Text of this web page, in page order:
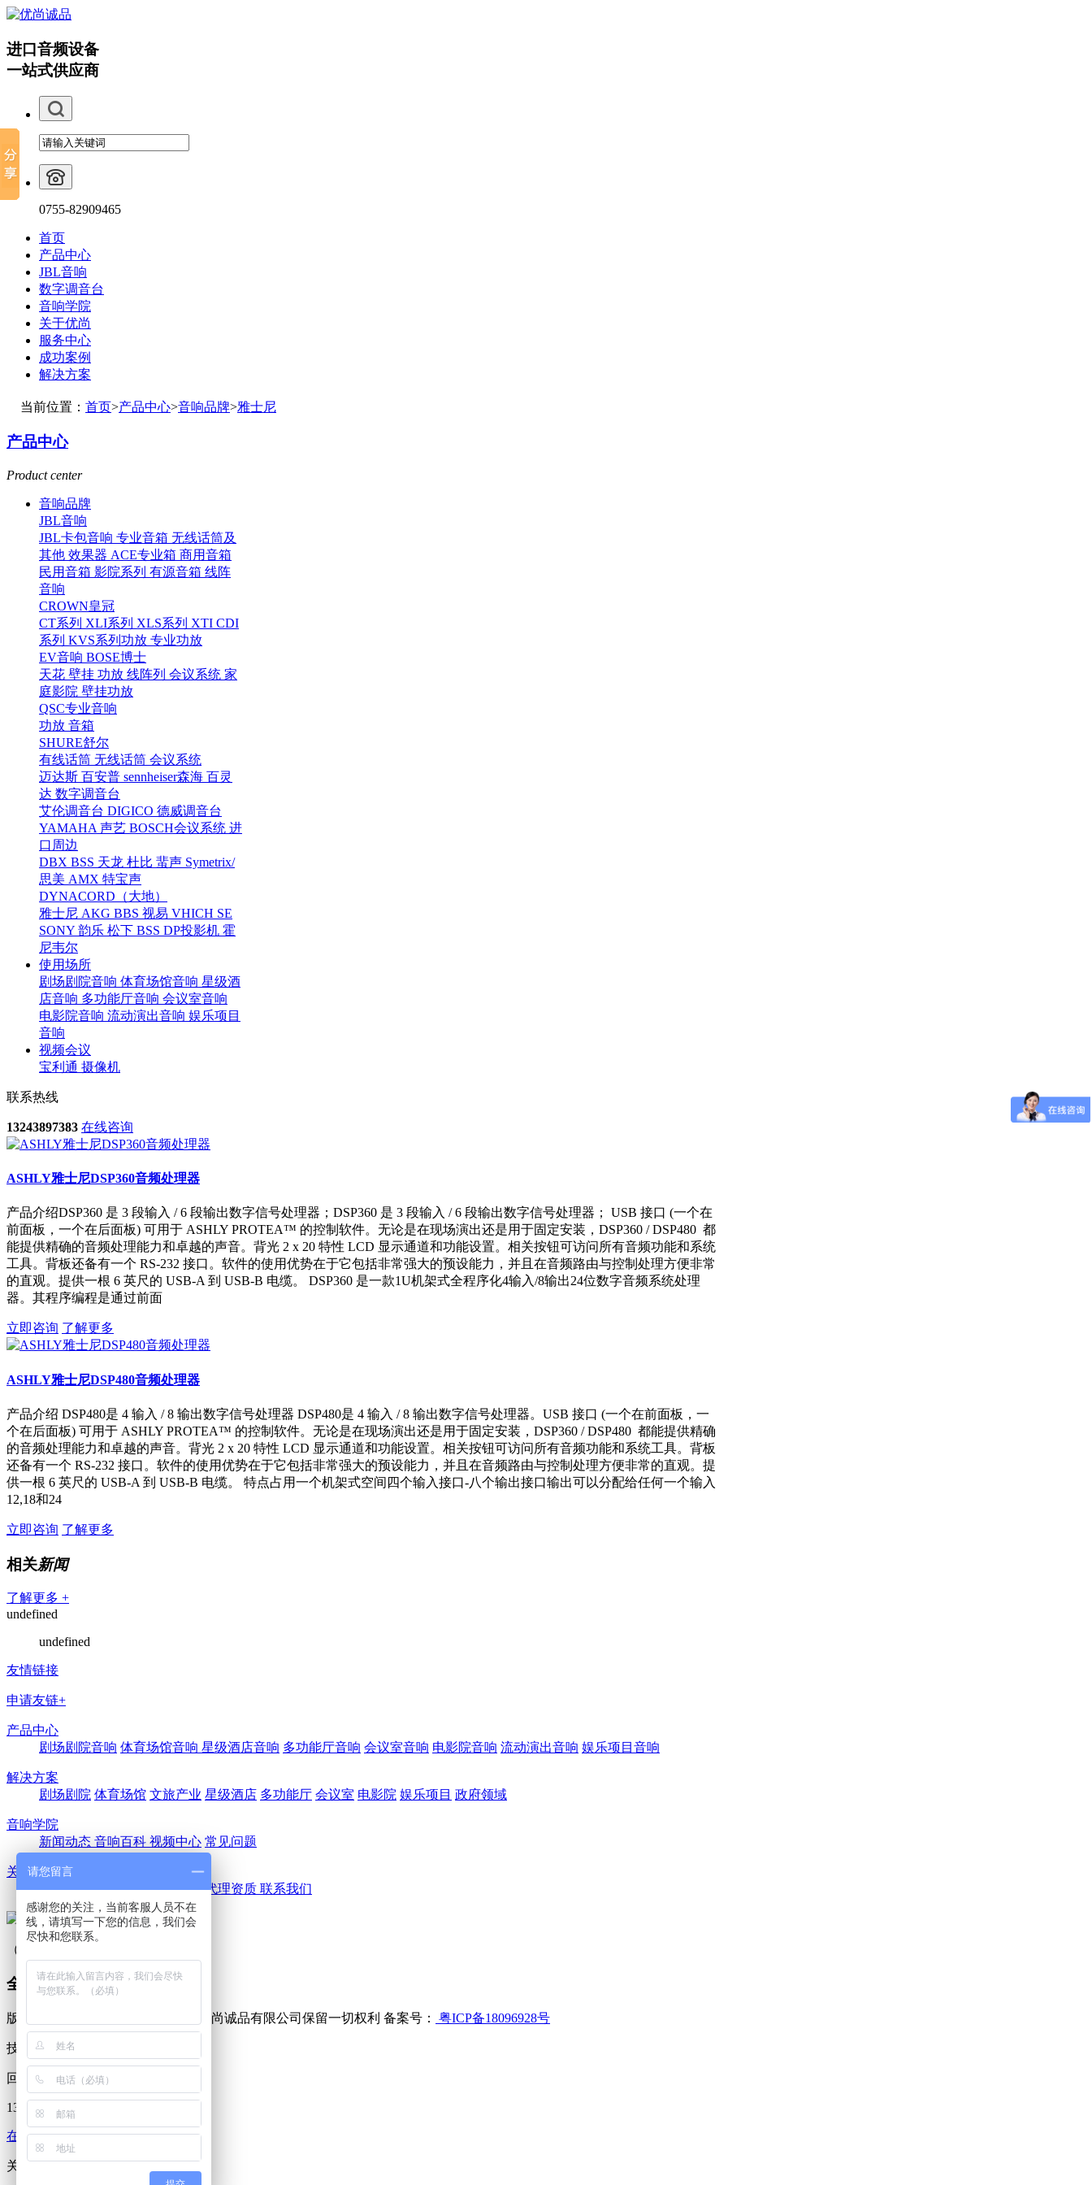
进口音频设备
一站式供应商
0755-82909465
首页
产品中心
JBL音响
数字调音台
音响学院
关于优尚
服务中心
成功案例
解决方案
当前位置： 首页>产品中心>音响品牌>雅士尼
产品中心
Product center
音响品牌
JBL音响
JBL卡包音响 专业音箱 无线话筒及
其他 效果器 ACE专业箱 商用音箱
民用音箱 影院系列 有源音箱 线阵
音响
CROWN皇冠
CT系列 XLI系列 XLS系列 XTI CDI
系列 KVS系列功放 专业功放
EV音响 BOSE博士
天花 壁挂 功放 线阵列 会议系统 家
庭影院 壁挂功放
QSC专业音响
功放 音箱
SHURE舒尔
有线话筒 无线话筒 会议系统
迈达斯 百安普 sennheiser森海 百灵
达 数字调音台
艾伦调音台 DIGICO 德威调音台
YAMAHA 声艺 BOSCH会议系统 进
口周边
DBX BSS 天龙 杜比 蜚声 Symetrix/
思美 AMX 特宝声
DYNACORD（大地）
雅士尼 AKG BBS 视易 VHICH SE
SONY 韵乐 松下 BSS DP投影机 霍
尼韦尔
使用场所
剧场剧院音响 体育场馆音响 星级酒
店音响 多功能厅音响 会议室音响
电影院音响 流动演出音响 娱乐项目
音响
视频会议
宝利通 摄像机
联系热线
13243897383 在线咨询
ASHLY雅士尼DSP360音频处理器
产品介绍DSP360 是 3 段输入 / 6 段输出数字信号处理器；DSP360 是 3 段输入 / 6 段输出数字信号处理器； USB 接口 (一个在
前面板，一个在后面板) 可用于 ASHLY PROTEA™ 的控制软件。无论是在现场演出还是用于固定安装，DSP360 / DSP480 都
能提供精确的音频处理能力和卓越的声音。背光 2 x 20 特性 LCD 显示通道和功能设置。相关按钮可访问所有音频功能和系统
工具。背板还备有一个 RS-232 接口。软件的使用优势在于它包括非常强大的预设能力，并且在音频路由与控制处理方便非常
的直观。提供一根 6 英尺的 USB-A 到 USB-B 电缆。 DSP360 是一款1U机架式全程序化4输入/8输出24位数字音频系统处理
器。其程序编程是通过前面
立即咨询 了解更多
ASHLY雅士尼DSP480音频处理器
产品介绍 DSP480是 4 输入 / 8 输出数字信号处理器 DSP480是 4 输入 / 8 输出数字信号处理器。USB 接口 (一个在前面板，一
个在后面板) 可用于 ASHLY PROTEA™ 的控制软件。无论是在现场演出还是用于固定安装，DSP360 / DSP480 都能提供精确
的音频处理能力和卓越的声音。背光 2 x 20 特性 LCD 显示通道和功能设置。相关按钮可访问所有音频功能和系统工具。背板
还备有一个 RS-232 接口。软件的使用优势在于它包括非常强大的预设能力，并且在音频路由与控制处理方便非常的直观。提
供一根 6 英尺的 USB-A 到 USB-B 电缆。 特点占用一个机架式空间四个输入接口-八个输出接口输出可以分配给任何一个输入
12,18和24
立即咨询 了解更多
相关新闻
了解更多 +
undefined
undefined
友情链接
申请友链+
产品中心
剧场剧院音响 体育场馆音响 星级酒店音响 多功能厅音响 会议室音响 电影院音响 流动演出音响 娱乐项目音响
解决方案
剧场剧院 体育场馆 文旅产业 星级酒店 多功能厅 会议室 电影院 娱乐项目 政府领域
音响学院
新闻动态 音响百科 视频中心 常见问题
关于我们
公司简介 优尚风采 代理品牌 代理资质 联系我们
（扫一扫，关注我们）
全国咨询热线13243897383
版权所有 © Copyright © 2019 深圳优尚诚品有限公司保留一切权利 备案号： 粤ICP备18096928号
技术支持：深度网
回到顶部
13243897383
在线咨询
关注我们
请您留言
感谢您的关注，当前客服人员不在
线，请填写一下您的信息，我们会
尽快和您联系。